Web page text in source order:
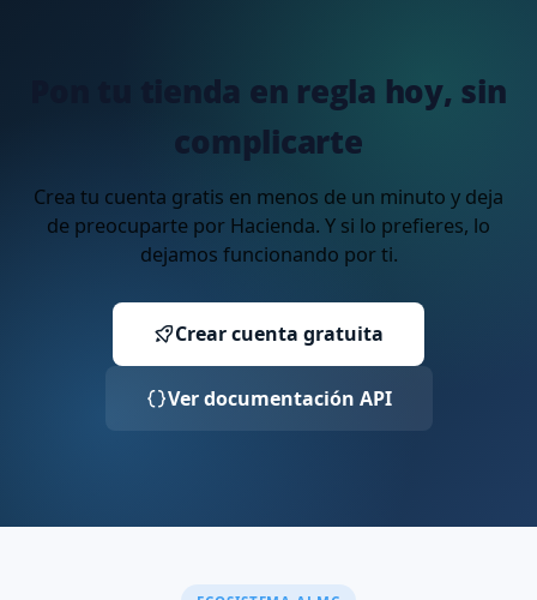
Pon tu tienda en regla hoy, sin
complicarte
Crea tu cuenta gratis en menos de un minuto y deja
de preocuparte por Hacienda. Y si lo prefieres, lo
dejamos funcionando por ti.
Crear cuenta gratuita
Ver documentación API